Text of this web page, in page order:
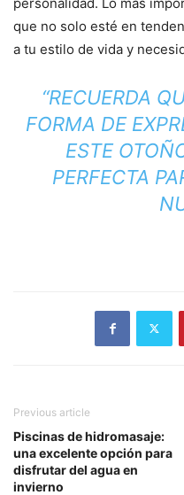
que no solo esté en
a tu estilo de vida y
“RECUERDA
FORMA DE
ESTE
PERFECTA
Previous article
Piscinas de hidromasaje:
una excelente opción para
disfrutar del agua en
invierno